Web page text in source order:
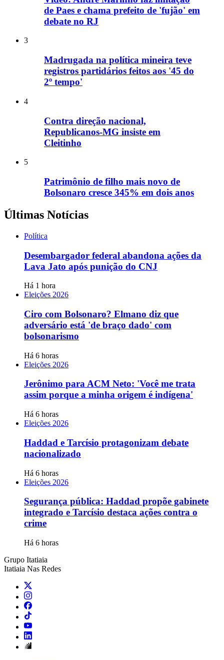
de Paes e chama prefeito de 'fujão' em
debate no RJ
3
Madrugada na política mineira teve
registros partidários feitos aos '45 do
2º tempo'
4
Contra direção nacional,
Republicanos-MG insiste em
Cleitinho
5
Patrimônio de filho mais novo de
Bolsonaro cresce 345% em dois anos
Últimas Notícias
Política
Desembargador federal abandona ações da
Lava Jato após punição do CNJ
Há 1 hora
Eleições 2026
Ciro com Bolsonaro? Elmano diz que
adversário está 'de braço dado' com
bolsonarismo
Há 6 horas
Eleições 2026
Jerônimo para ACM Neto: 'Você me trata
assim porque a minha origem é indígena'
Há 6 horas
Eleições 2026
Haddad e Tarcísio protagonizam debate
nacionalizado
Há 6 horas
Eleições 2026
Segurança pública: Haddad propõe gabinete
integrado e Tarcísio destaca ações contra o
crime
Há 6 horas
Grupo Itatiaia
Itatiaia Nas Redes